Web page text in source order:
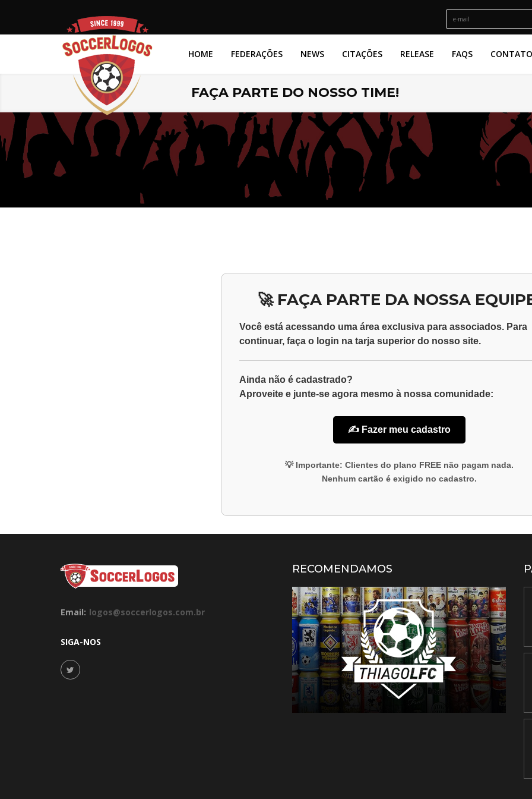
HOME FEDERAÇÕES NEWS CITAÇÕES RELEASE FAQS CONTATO
FAÇA PARTE DO NOSSO TIME!
🚀 FAÇA PARTE DA NOSSA
Você está acessando uma área exclusiva para associados. Para
continuar, faça o login na tarja superior do nosso site.
Ainda não é cadastrado?
Aproveite e junte-se agora mesmo à nossa comunidade:
✍️ Fazer meu cadastro
💡 Importante: Clientes do plano FREEnão pagam nada.
Nenhum cartão é exigido no cadastro.
Email: logos@soccerlogos.com.br
SIGA-NOS
RECOMENDAMOS